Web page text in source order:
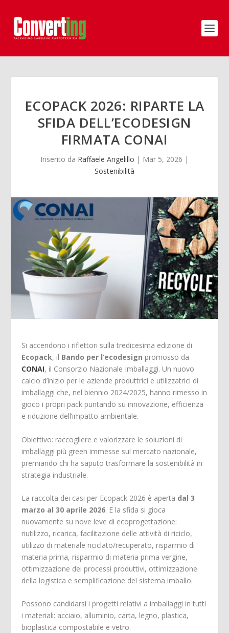
ECOPACK 2026: RIPARTE LA
SFIDA DELL’ECODESIGN
FIRMATA CONAI
Inserito da Raffaele Angelillo | Mar 5, 2026 |
Sostenibilità
Si accendono i riflettori sulla tredicesima edizione di
Ecopack, il Bando per l’ecodesign promosso da
CONAI, il Consorzio Nazionale Imballaggi. Un nuovo
calcio d’inizio per le aziende produttrici e utilizzatrici di
imballaggi che, nel biennio 2024/2025, hanno rimesso in
gioco i propri pack puntando su innovazione, efficienza
e riduzione dell’impatto ambientale.
Obiettivo: raccogliere e valorizzare le soluzioni di
imballaggi più green immesse sul mercato nazionale,
premiando chi ha saputo trasformare la sostenibilità in
strategia industriale.
La raccolta dei casi per Ecopack 2026 è aperta dal 3
marzo al 30 aprile 2026. E la sfida si gioca
nuovamente su nove leve di ecoprogettazione:
riutilizzo, ricarica, facilitazione delle attività di riciclo,
utilizzo di materiale riciclato/recuperato, risparmio di
materia prima, risparmio di materia prima vergine,
ottimizzazione dei processi produttivi, ottimizzazione
della logistica e semplificazione del sistema imballo.
Possono candidarsi i progetti relativi a imballaggi in tutti
i materiali: acciaio, alluminio, carta, legno, plastica,
bioplastica compostabile e vetro.